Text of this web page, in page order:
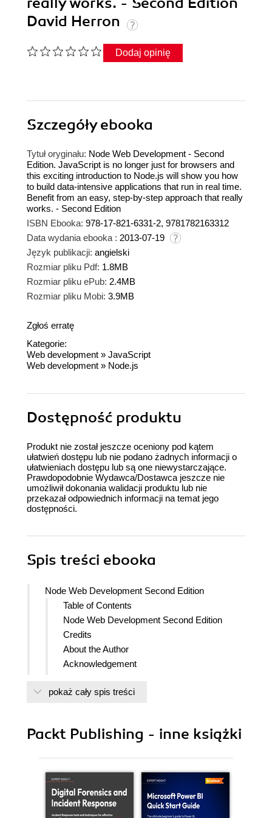
David Herron
Dodaj opinię
Szczegółyebooka
Tytuł oryginału: Node Web Development - Second
Edition. JavaScript is no longer just for browsers and
this exciting introduction to Node.js will show you how
to build data-intensive applications that run in real time.
Benefit from an easy, step-by-step approach that really
works. - Second Edition
ISBN Ebooka: 978-17-821-6331-2, 9781782163312
Data wydania ebooka : 2013-07-19
Język publikacji: angielski
Rozmiar pliku Pdf: 1.8MB
Rozmiar pliku ePub: 2.4MB
Rozmiar pliku Mobi: 3.9MB
Zgłoś erratę
Kategorie:
Web development » JavaScript
Web development » Node.js
Dostępność produktu
Produkt nie został jeszcze oceniony pod kątem
ułatwień dostępu lub nie podano żadnych informacji o
ułatwieniach dostępu lub są one niewystarczające.
Prawdopodobnie Wydawca/Dostawca jeszcze nie
umożliwił dokonania walidacji produktu lub nie
przekazał odpowiednich informacji na temat jego
dostępności.
Spis treści ebooka
Node Web Development Second Edition
Table of Contents
Node Web Development Second Edition
Credits
About the Author
Acknowledgement
www.PacktPub.com
Why Subscribe?
Preface
What this book covers
What you need for this book
pokaż cały spis treści
Packt Publishing - inne książki